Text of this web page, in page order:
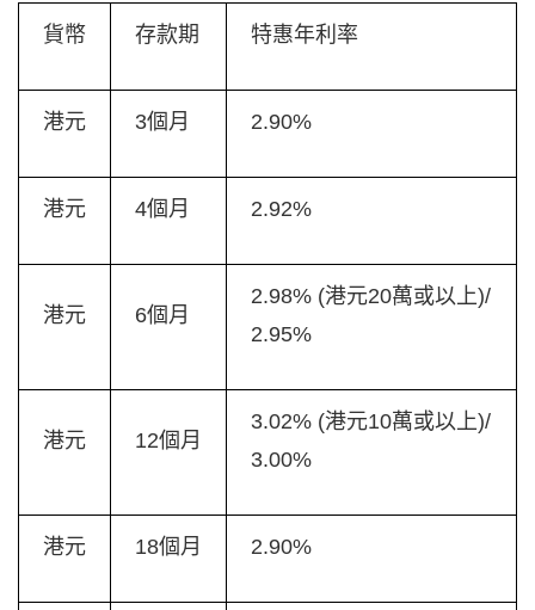
貨幣 存款期 特惠年利率
港元 3個月 2.90%
港元 4個月 2.92%
港元 6個月
2.98% (港元20萬或以上)/
2.95%
港元 12個月
3.02% (港元10萬或以上)/
3.00%
港元 18個月 2.90%